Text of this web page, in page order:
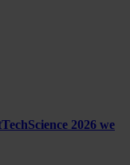
2026 we